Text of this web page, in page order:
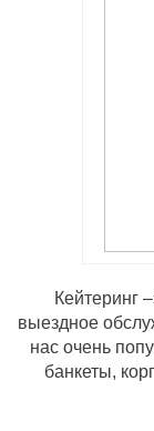
Кейтеринг
выездное
нас очень
банкеты,